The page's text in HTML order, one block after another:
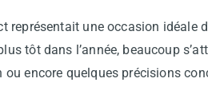
représentait une occasion idéale
tôt dans l’année, beaucoup
encore quelques précisions